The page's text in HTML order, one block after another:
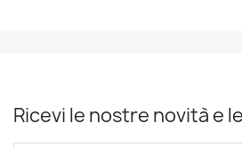
Ricevi le nostre novità e